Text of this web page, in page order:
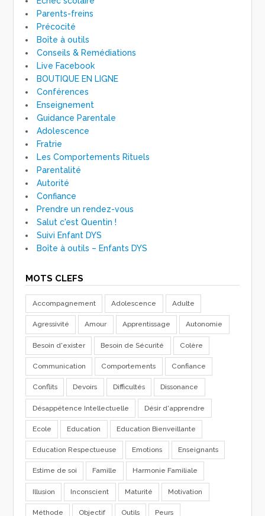
Parents-freins
Précocité
Boîte à outils
Conseils & Remédiations
Live Facebook
BOUTIQUE EN LIGNE
Conférences
Enseignement
Guidance Parentale
Adolescence
Fratrie
Les Comportements Rituels
Parentalité
Autorité
Confiance
Prendre un rendez-vous
Salut c'est Quentin !
Suivi Enfant DYS
Boîte à outils – Enfants DYS
MOTS CLEFS
Accompagnement Adolescence Adulte
Agressivité Amour Apprentissage Autonomie
Besoin d'exister Besoin de Sécurité Colère
Communication Comportements Confiance
Conflits Devoirs Difficultés Dissonance
Désappétence Intellectuelle Désir d'apprendre
Ecole Education Education Bienveillante
Education Respectueuse Emotions Enseignants
Estime de soi Famille Harmonie Familiale
Illusion Inconscient Maturité Motivation
Méthode Objectif Outils Peurs